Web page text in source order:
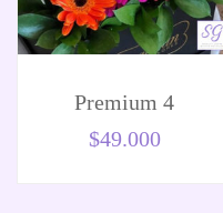
Premium 4
$49.000